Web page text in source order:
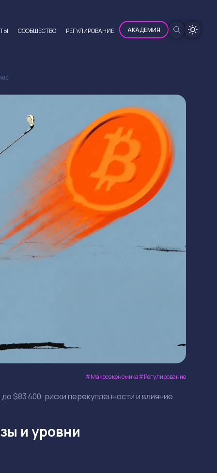
CООБЩЕСТВО РЕГУЛИРОВАНИЕ АКАДЕМИЯ
Макроэкономика Регулирование
$83 400, риски перекупленности и влияние
и уровни